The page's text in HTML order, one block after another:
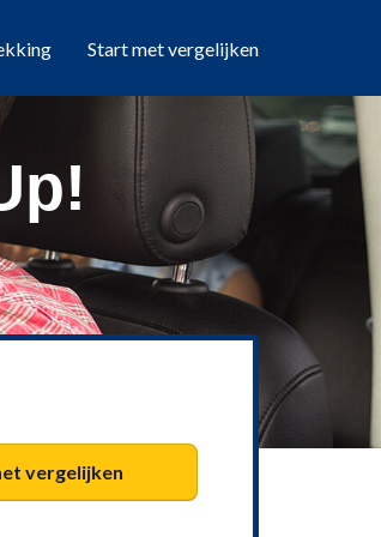
Start met vergelijken
vergelijken